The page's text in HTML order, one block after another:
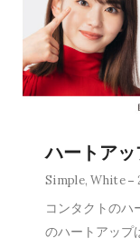
ハートアッ
Simple,White
コンタクトのハ
のハートアップ